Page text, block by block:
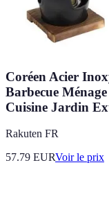
Coréen Acier
Barbecue
Cuisine Jardin
Rakuten FR
57.79 EURVoir le prix